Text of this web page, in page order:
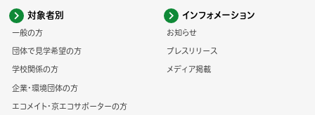
対象者別
一般の方
団体で見学希望の方
学校関係の方
企業・環境団体の方
エコメイト・京エコサポーターの方
インフォメーション
お知らせ
プレスリリース
メディア掲載